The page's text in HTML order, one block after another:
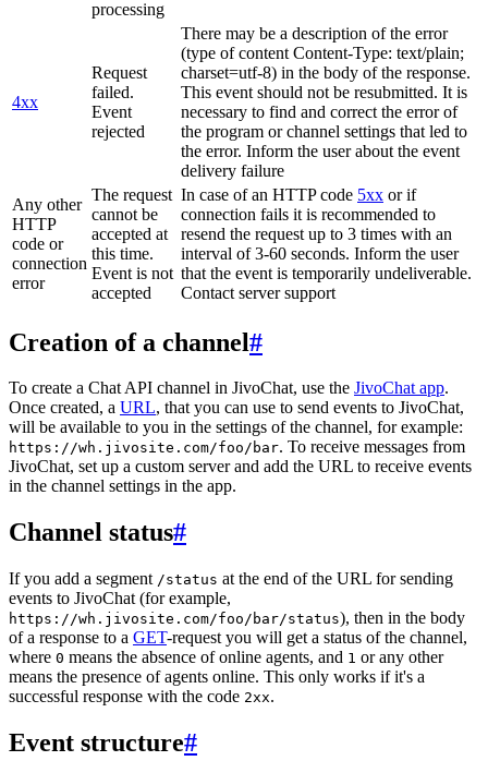
processing
4xx
Request
failed.
Event
rejected
There may be a description of the error
(type of content Content-Type: text/plain;
charset=utf-8) in the body of the response.
This event should not be resubmitted. It is
necessary to find and correct the error of
the program or channel settings that led to
the error. Inform the user about the event
delivery failure
Any other
HTTP
code or
connection
error
The request
cannot be
accepted at
this time.
Event is not
accepted
In case of an HTTP code 5xx or if
connection fails it is recommended to
resend the request up to 3 times with an
interval of 3-60 seconds. Inform the user
that the event is temporarily undeliverable.
Contact server support
Creation of a channel#
To create a Chat API channel in JivoChat, use the JivoChat app.
Once created, a URL, that you can use to send events to JivoChat,
will be available to you in the settings of the channel, for example:
https://wh.jivosite.com/foo/bar. To receive messages from
JivoChat, set up a custom server and add the URL to receive events
in the channel settings in the app.
Channel status#
If you add a segment /status at the end of the URL for sending
events to JivoChat (for example,
https://wh.jivosite.com/foo/bar/status), then in the body
of a response to a GET-request you will get a status of the channel,
where 0 means the absence of online agents, and 1 or any other
means the presence of agents online. This only works if it's a
successful response with the code 2xx.
Event structure#